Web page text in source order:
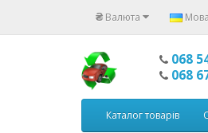
₴ Валюта Мова
068
068
Каталог товарів